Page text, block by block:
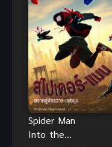
โลก : จาก
พนักงานเงิน
เดือนสู่หนึ่งใน
สี่จตุรเทพ!
Spider Man
Into the